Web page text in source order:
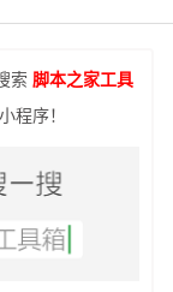
索 脚本之家工具
程序！